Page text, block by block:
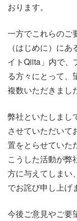
おります。
一方でこれらのご
（はじめに）に
イトQiita」内で、
る方々にとって、
複数いただきまし
弊社といたしまし
させていただいて
置をとらせていた
こうした活動が弊
方に与えてしまい
でお詫び申し上げ
今後ご意見やご要